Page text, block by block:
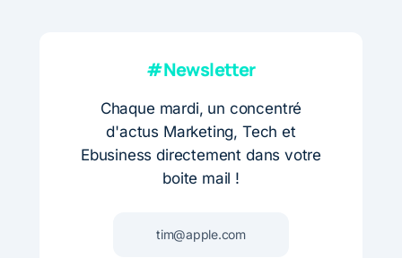
#Newsletter
Chaque mardi, un concentré
d'actus Marketing, Tech et
Ebusiness directement dans votre
boite mail !